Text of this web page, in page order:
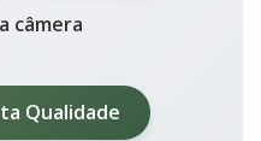
câmera
Qualidade